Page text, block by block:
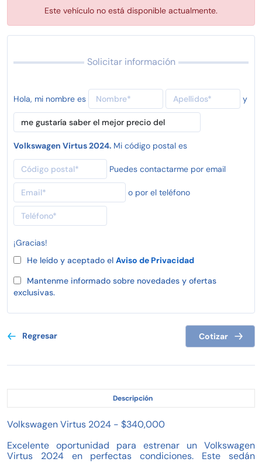
Este vehículo no está disponible actualmente.
Solicitar información
Hola, mi nombre es y
Volkswagen Virtus 2024. Mi código postal es
Puedes contactarme por email
o por el teléfono
¡Gracias!
He leído y aceptado el Aviso de Privacidad
Mantenme informado sobre novedades y ofertas
exclusivas.
Regresar Cotizar
Descripción
Volkswagen Virtus 2024 - $340,000
Excelente oportunidad para estrenar un Volkswagen
Virtus 2024 en perfectas condiciones. Este sedán